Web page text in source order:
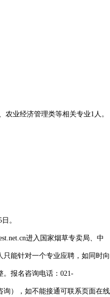
农业经济管理类等相关专业1人。
。
进入国家烟草专卖局、中
能针对一个专业应聘，如同时向
。报名咨询电话：021-
询），如不能接通可联系页面在线